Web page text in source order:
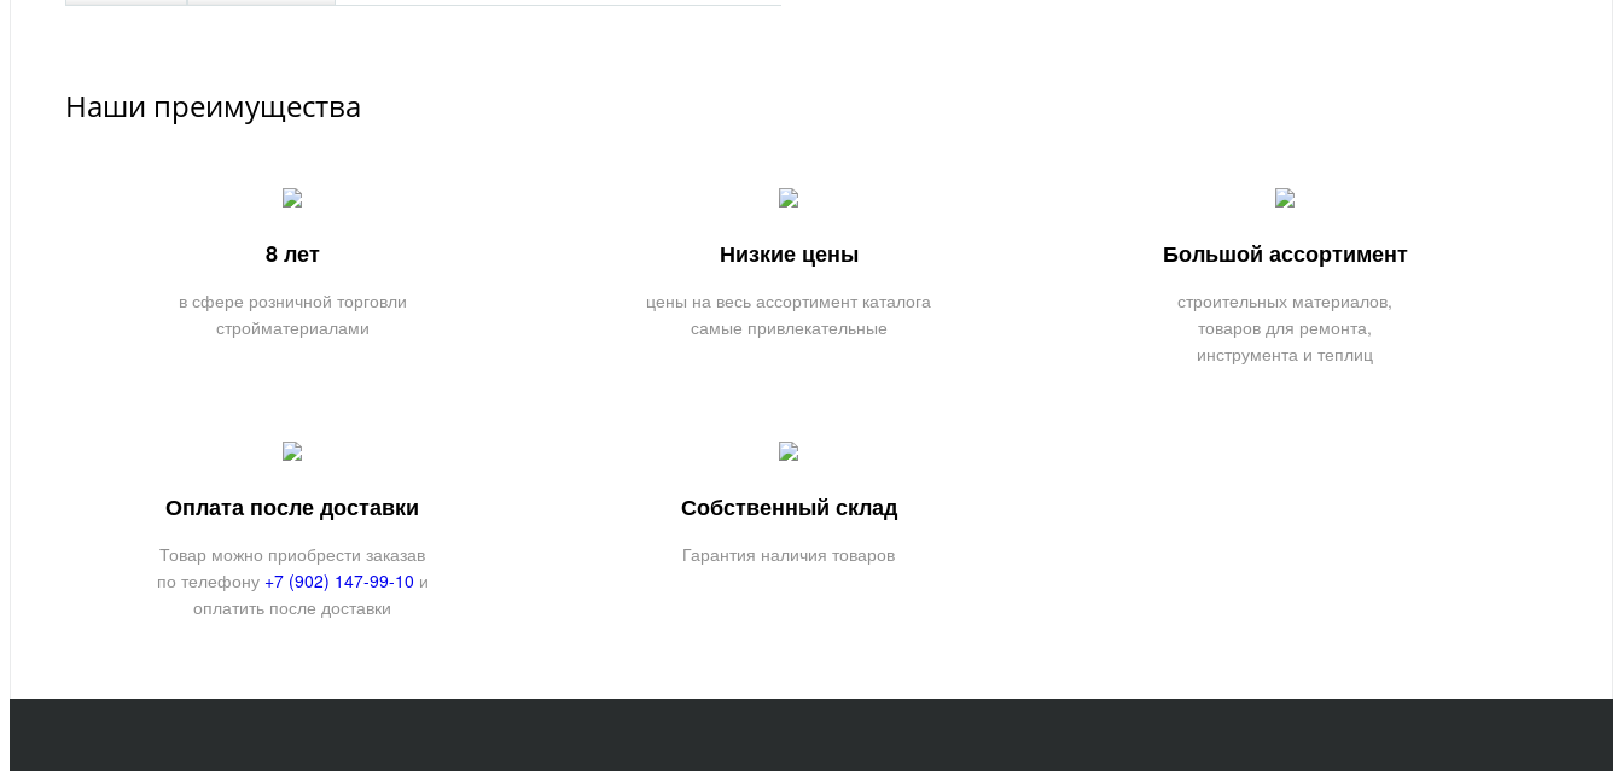
Наши преимущества
8 лет
в сфере розничной торговли
стройматериалами
Низкие цены
цены на весь ассортимент каталога
самые привлекательные
Большой ассортимент
строительных материалов,
товаров для ремонта,
инструмента и теплиц
Оплата после доставки
Товар можно приобрести заказав
по телефону +7 (902) 147-99-10 и
оплатить после доставки
Собственный склад
Гарантия наличия товаров